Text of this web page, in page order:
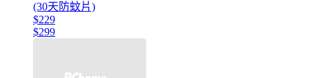
(30天防蚊片)
$229
$299